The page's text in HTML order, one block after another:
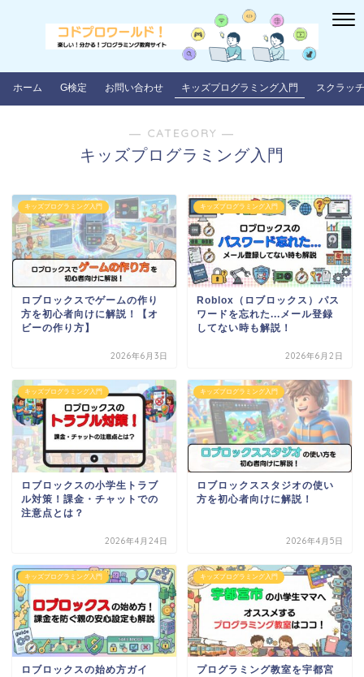
ホーム G検定 お問い合わせ キッズプログラミング入門 スクラッチ
― CATEGORY ―
キッズプログラミング入門
キッズプログラミング入門
ロブロックスでゲームの作り
方を初心者向けに解説！【オ
ビーの作り方】
2026年6月3日
キッズプログラミング入門
Roblox（ロブロックス）パス
ワードを忘れた...メール登録
してない時も解説！
2026年6月2日
キッズプログラミング入門
ロブロックスの小学生トラブ
ル対策！課金・チャットでの
注意点とは？
2026年4月24日
キッズプログラミング入門
ロブロックススタジオの使い
方を初心者向けに解説！
2026年4月5日
キッズプログラミング入門
ロブロックスの始め方ガイ
キッズプログラミング入門
プログラミング教室を宇都宮